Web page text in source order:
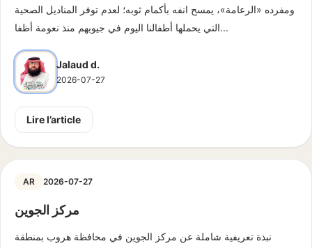
ومفرده «الرعامة»، يمسح انفه بأكمام ثوبه؛ لعدم توفر المناديل الصحية
التي يحملها أطفالنا اليوم في جيوبهم منذ نعومة أظفا...
Jalaud d.
2026-07-27
Lire l’article
AR 2026-07-27
مركز الجوين
نبذة تعريفية شاملة عن مركز الجوين في محافظة هروب بمنطقة